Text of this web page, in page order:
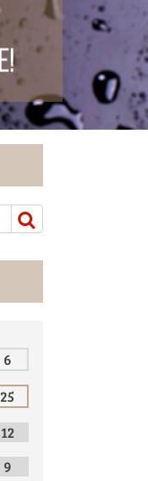
6
25
12
9